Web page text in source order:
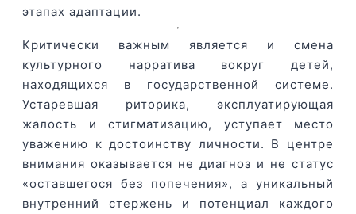
этапах адаптации.
Критически важным является и смена
культурного нарратива вокруг детей,
находящихся в государственной системе.
Устаревшая риторика, эксплуатирующая
жалость и стигматизацию, уступает место
уважению к достоинству личности. В центре
внимания оказывается не диагноз и не статус
«оставшегося без попечения», а уникальный
внутренний стержень и потенциал каждого